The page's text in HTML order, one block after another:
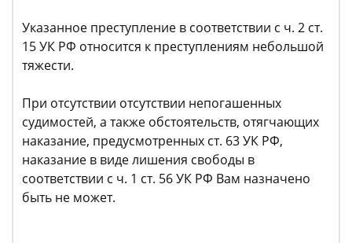
Указанное преступление в соответствии с ч. 2 ст.
15 УК РФ относится к преступлениям небольшой
тяжести.
При отсутствии отсутствии непогашенных
судимостей, а также обстоятельств, отягчающих
наказание, предусмотренных ст. 63 УК РФ,
наказание в виде лишения свободы в
соответствии с ч. 1 ст. 56 УК РФ Вам назначено
быть не может.